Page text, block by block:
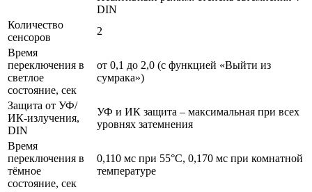
DIN
Количество
сенсоров
2
Время
переключения в
светлое
состояние, сек
от 0,1 до 2,0 (с функцией «Выйти из
сумрака»)
Защита от УФ/
ИК-излучения,
DIN
УФ и ИК защита – максимальная при всех
уровнях затемнения
Время
переключения в
тёмное
состояние, сек
0,110 мc при 55°C, 0,170 мc при комнатной
температуре